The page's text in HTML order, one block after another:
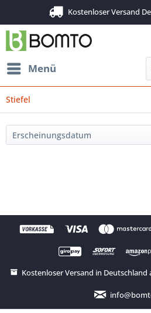
Kostenloser Versand
Menü
Stiefel
Kostenloser Versand in Deutschland